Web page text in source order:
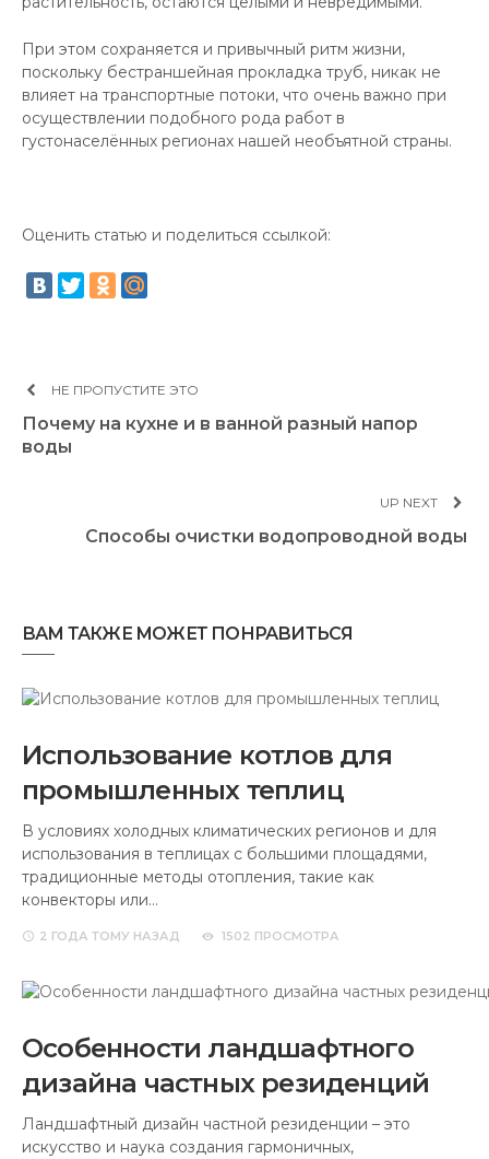
При этом сохраняется и привычный ритм жизни,
поскольку бестраншейная прокладка труб, никак не
влияет на транспортные потоки, что очень важно при
осуществлении подобного рода работ в
густонаселённых регионах нашей необъятной страны.
Оценить статью и поделиться ссылкой:
НЕ ПРОПУСТИТЕ ЭТО
Почему на кухне и в ванной разный напор
воды
UP NEXT
Способы очистки водопроводной воды
ВАМ ТАКЖЕ МОЖЕТ ПОНРАВИТЬСЯ
Использование котлов для
промышленных теплиц
В условиях холодных климатических регионов и для
использования в теплицах с большими площадями,
традиционные методы отопления, такие как
конвекторы или…
2 ГОДА ТОМУ НАЗАД 1502 ПРОСМОТРА
Особенности ландшафтного
дизайна частных резиденций
Ландшафтный дизайн частной резиденции – это
искусство и наука создания гармоничных,